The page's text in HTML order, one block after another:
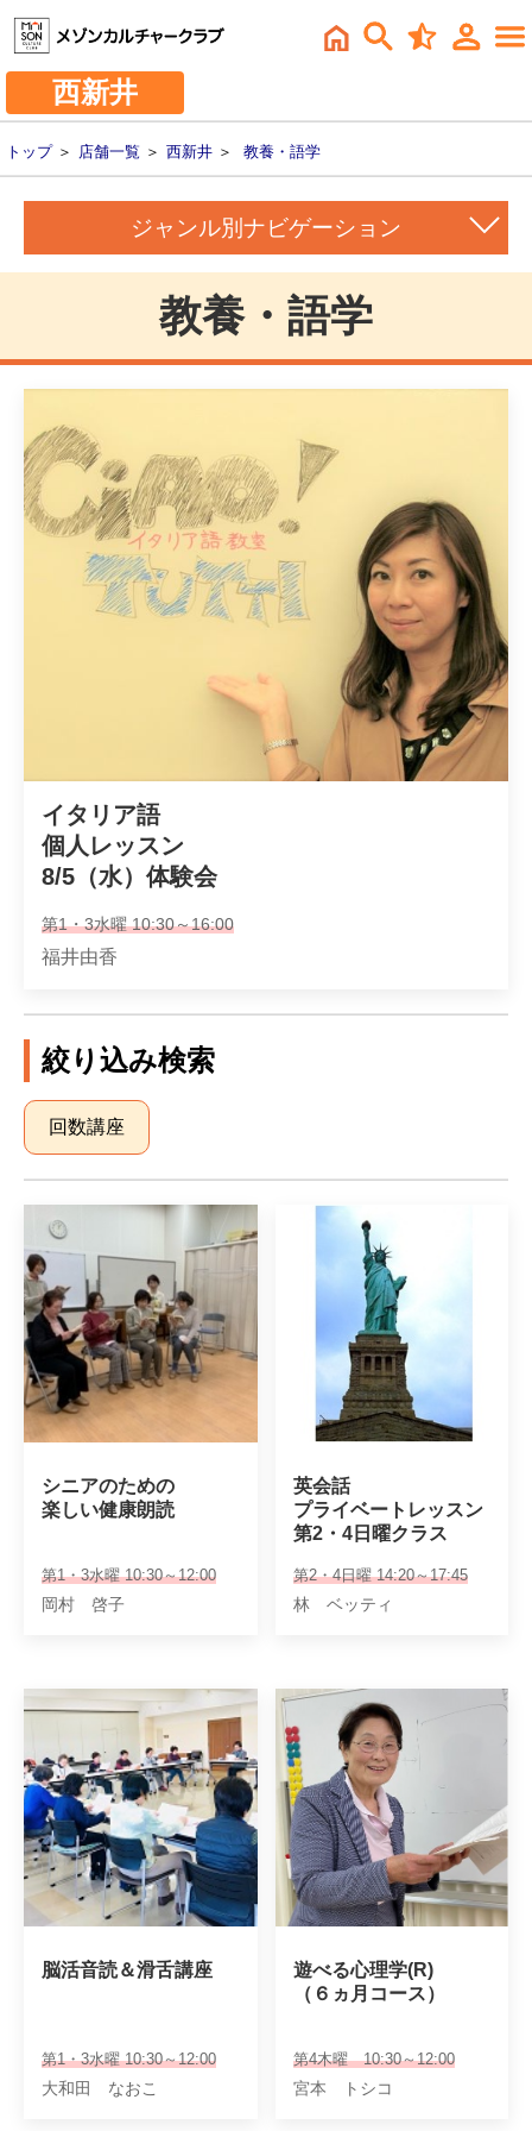
西新井
トップ＞ 店舗一覧 ＞ 西新井 ＞ 教養・語学
ジャンル別ナビゲーション
教養・語学
イタリア語
個人レッスン
8/5（水）体験会
第1・3水曜 10:30～16:00
福井由香
絞り込み検索
回数講座
シニアのための
楽しい健康朗読
第1・3水曜 10:30～12:00
岡村 啓子
英会話
プライベートレッスン
第2・4日曜クラス
第2・4日曜 14:20～17:45
林 ベッティ
脳活音読＆滑舌講座
第1・3水曜 10:30～12:00
大和田 なおこ
遊べる心理学(R)
（６ヵ月コース）
第4木曜 10:30～12:00
宮本 トシコ